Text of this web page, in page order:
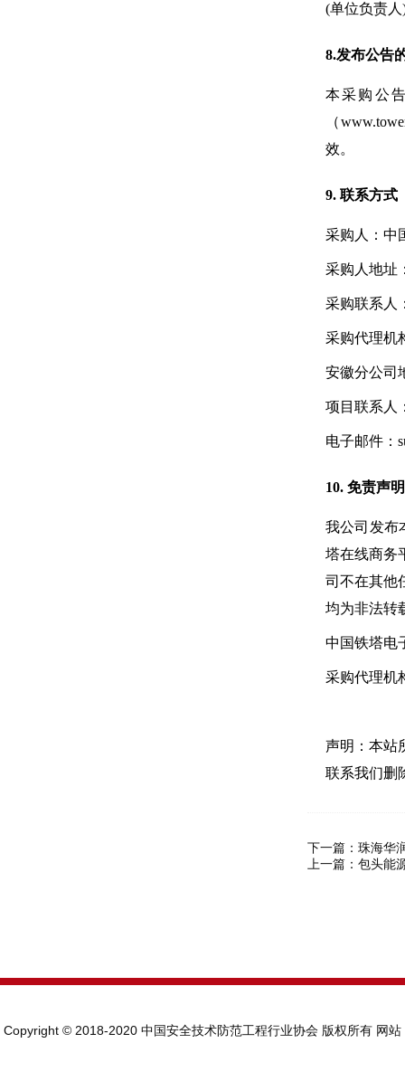
(单位负责
8.发布公告
本采购公
（
效。
9. 联系方式
采购人： 中
采购人地址
采购联系人
采购代理机
安徽分公司
项目联系人
电子邮件：
10. 免责声明
我公司发布
塔在线商务
司不在其他
均为非法转
中国铁塔电
采购代理机
声明：本站
联系我们删
下一篇： 珠海华
上一篇： 包头能
Copyright © 2018-2020 中国安全技术防范工程行业协会 版权所有 网站